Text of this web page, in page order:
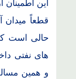
این
قطعاً میدان
حالی است
های نفتی
و همین